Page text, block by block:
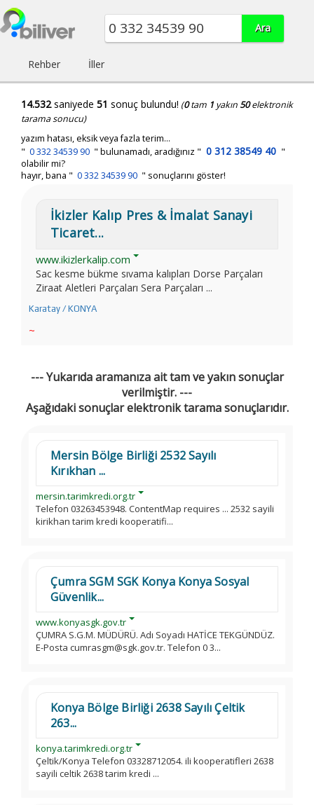
Rehber İller
14.532saniyede 51 sonuç bulundu! (0tam 1 yakın 50elektronik
tarama sonucu)
yazım hatası, eksik veya fazla terim...
" 0 332 34539 90 " bulunamadı, aradığınız " 0 312 38549 40 "
olabilir mi?
hayır, bana " 0 332 34539 90 " sonuçlarını göster!
İkizler Kalıp Pres & İmalat Sanayi
Ticaret...
www.ikizlerkalip.com
Sac kesme bükme sıvama kalıpları Dorse Parçaları
Ziraat Aletleri Parçaları Sera Parçaları ...
Karatay / KONYA
~
--- Yukarıda aramanıza ait tam ve yakın sonuçlar
verilmiştir. ---
Aşağıdaki sonuçlar elektronik tarama sonuçlarıdır.
Mersin Bölge Birliği 2532 Sayılı
Kırıkhan ...
mersin.tarimkredi.org.tr
Telefon 03263453948. ContentMap requires ... 2532 sayili
kirikhan tarim kredi kooperatifi...
Çumra SGM SGK Konya Konya Sosyal
Güvenlik...
www.konyasgk.gov.tr
ÇUMRA S.G.M. MÜDÜRÜ. Adı Soyadı HATİCE TEKGÜNDÜZ.
E-Posta cumrasgm@sgk.gov.tr. Telefon 0 3...
Konya Bölge Birliği 2638 Sayılı Çeltik
263...
konya.tarimkredi.org.tr
Çeltik/Konya Telefon 03328712054. ili kooperatifleri 2638
sayili celtik 2638 tarim kredi ...